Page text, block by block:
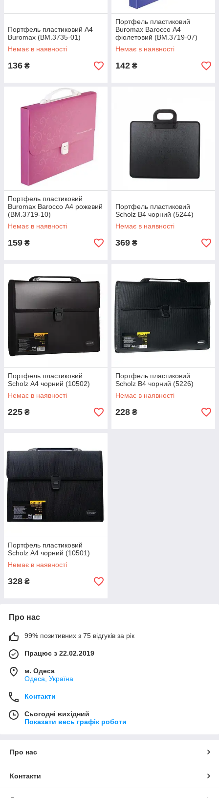
Портфель пластиковий A4
Buromax (BM.3735-01)
Немає в наявності
136 ₴
Портфель пластиковий
Buromax Barocco А4
фіолетовий (BM.3719-07)
Немає в наявності
142 ₴
Портфель пластиковий
Buromax Barocco А4 рожевий
(BM.3719-10)
Немає в наявності
159 ₴
Портфель пластиковий
Scholz В4 чорний (5244)
Немає в наявності
369 ₴
Портфель пластиковий
Scholz А4 чорний (10502)
Немає в наявності
225 ₴
Портфель пластиковий
Scholz В4 чорний (5226)
Немає в наявності
228 ₴
Портфель пластиковий
Scholz А4 чорний (10501)
Немає в наявності
328 ₴
Про нас
99% позитивних з 75 відгуків за рік
Працює з 22.02.2019
м. Одеса
Одеса, Україна
Контакти
Сьогодні вихідний
Показати весь графік роботи
Про нас
Контакти